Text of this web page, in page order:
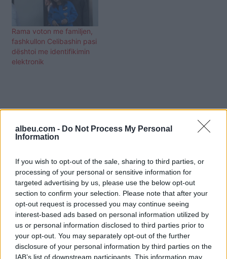
albeu.com - Do Not Process My Personal
Information
If you wish to opt-out of the sale, sharing to third parties, or
processing of your personal or sensitive information for
targeted advertising by us, please use the below opt-out
section to confirm your selection. Please note that after your
opt-out request is processed you may continue seeing
interest-based ads based on personal information utilized by
us or personal information disclosed to third parties prior to
your opt-out. You may separately opt-out of the further
disclosure of your personal information by third parties on the
IAB’s list of downstream participants. This information may
Rama voton me familjen,
fashkullon Celibashin pasi
dështoi me identifikimin
elektronik
Shtuarmë14.05.2023 18:57
Tags:
albeu , isai , rrahje , Shqiperia